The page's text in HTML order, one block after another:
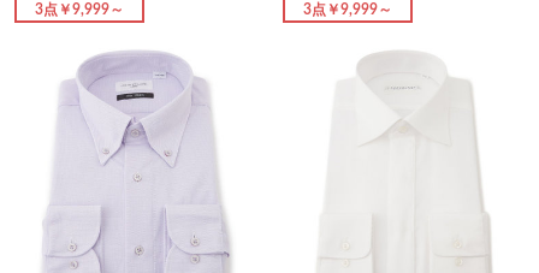
3点￥9,999～ 3点￥9,999～